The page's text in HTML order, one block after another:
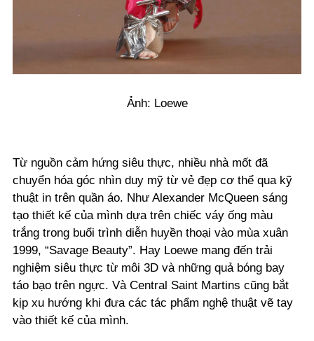
Ảnh: Loewe
Từ nguồn cảm hứng siêu thực, nhiều nhà mốt đã
chuyển hóa góc nhìn duy mỹ từ vẻ đẹp cơ thể qua kỹ
thuật in trên quần áo. Như Alexander McQueen sáng
tạo thiết kế của mình dựa trên chiếc váy ống màu
trắng trong buổi trình diễn huyền thoại vào mùa xuân
1999, “Savage Beauty”. Hay Loewe mang đến trải
nghiệm siêu thực từ môi 3D và những quả bóng bay
táo bạo trên ngực. Và Central Saint Martins cũng bắt
kịp xu hướng khi đưa các tác phẩm nghệ thuật vẽ tay
vào thiết kế của mình.